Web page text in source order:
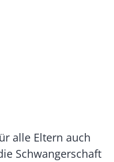
alle Eltern auch
Schwangerschaft